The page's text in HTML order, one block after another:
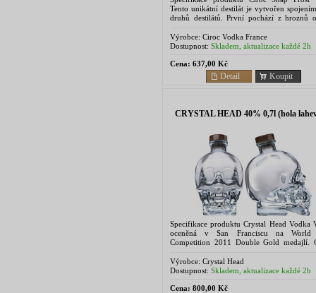
Tento unikátní destilát je vytvořen
druhů destilátů. První pochází z hroznů
zpracovávají...
Výrobce: Ciroc Vodka France
Dostupnost: Skladem, aktualizace každé 2h
Cena: 637,00 Kč
Koupit
Detail
CRYSTAL HEAD 40% 0,7l (hola
Specifikace produktu Crystal Head Vodka
oceněná v San Franciscu na World
Competition 2011 Double Gold medajlí.
Výrobce: Crystal Head
Dostupnost: Skladem, aktualizace každé 2h
Cena: 800,00 Kč